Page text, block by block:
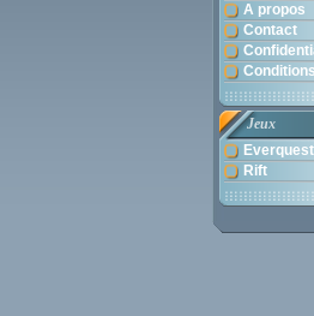
A propos
Contact
Conditions
Jeux
Everquest
Rift